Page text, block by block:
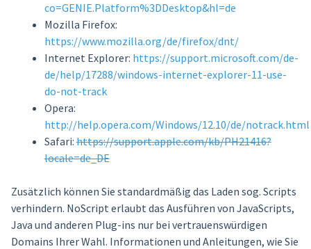
co=GENIE.Platform%3DDesktop&hl=de
Mozilla Firefox:
https://www.mozilla.org/de/firefox/dnt/
Internet Explorer: https://support.microsoft.com/de-
de/help/17288/windows-internet-explorer-11-use-
do-not-track
Opera:
http://help.opera.com/Windows/12.10/de/notrack.html
Safari:https://support.apple.com/kb/PH21416?
locale=de_DE
Zusätzlich können Sie standardmäßig das Laden sog. Scripts
verhindern. NoScript erlaubt das Ausführen von JavaScripts,
Java und anderen Plug-ins nur bei vertrauenswürdigen
Domains Ihrer Wahl. Informationen und Anleitungen, wie Sie